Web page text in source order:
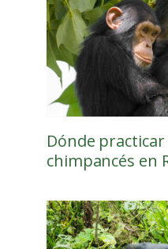
Dónde
chimpancés en